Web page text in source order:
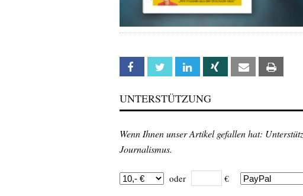
Facebook Twitter Linkedin Xing Email
UNTERSTÜTZUNG
Wenn Ihnen unser Artikel gefallen hat:
Journalismus.
oder €